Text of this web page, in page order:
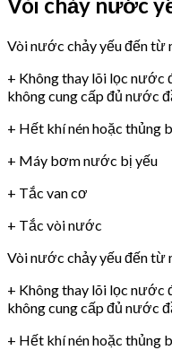
Vòi chảy nước
Vòi nước chảy yếu đến từ
+ Không thay lõi lọc nước
không cung cấp đủ nước
+ Hết khí nén hoặc thủng
+ Máy bơm nước bị yếu
+ Tắc van cơ
+ Tắc vòi nước
Vòi nước chảy yếu đến từ
+ Không thay lõi lọc nước
không cung cấp đủ nước
+ Hết khí nén hoặc thủng